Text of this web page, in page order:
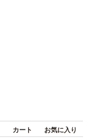
カート お気に入り